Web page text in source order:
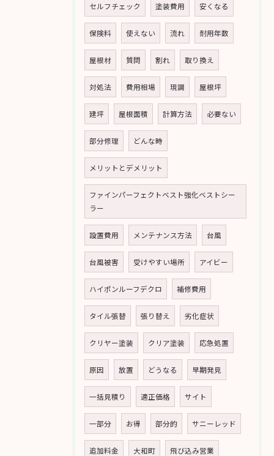
セルフチェック 塗装費用 安くなる
保険料 使えない 流れ 耐用年数
屋根材 質問 割れ 取り換え
対処法 費用相場 現調 屋根坪
建坪 屋根面積 計算方法 必要ない
部分修理 どんな時
メリットとデメリット
ファインパーフェクトベスト強化ベストシー
ラー
設置費用 メンテナンス方法 台風
台風被害 受けやすい場所 アイビー
ハイポンルーフデクロ 補修費用
タイル張替 張り替え 劣化症状
クリヤー塗装 クリア塗装 応急処置
原因 放置 どうなる 早期発見
一括見積り 適正価格 サイト
一部分 お得 部分的 サニーレッド
追加料金 大和町 飛び込み営業